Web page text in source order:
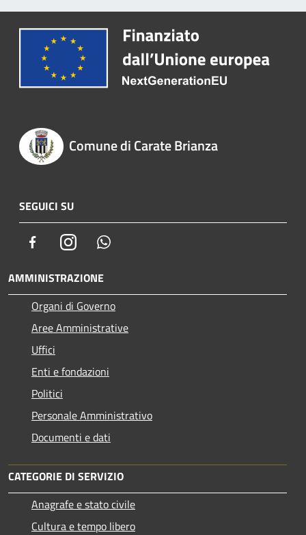
Comune di Carate Brianza
SEGUICI SU
FacebookInstagram
AMMINISTRAZIONE
Organi di Governo
Aree Amministrative
Uffici
Enti e fondazioni
Politici
Personale Amministrativo
Documenti e dati
CATEGORIE DI SERVIZIO
Anagrafe e stato civile
Cultura e tempo libero